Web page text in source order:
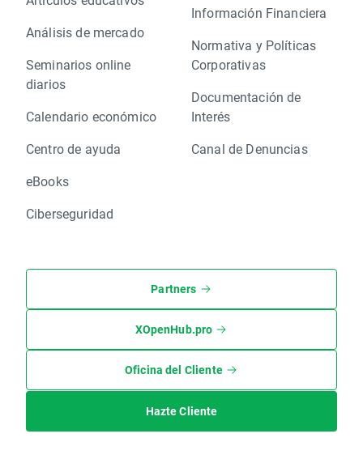
Análisis de mercado
Seminarios online
diarios
Calendario económico
Centro de ayuda
eBooks
Ciberseguridad
Información Financiera
Normativa y Políticas
Corporativas
Documentación de
Interés
Canal de Denuncias
Partners
XOpenHub.pro
Oficina del Cliente
Hazte Cliente